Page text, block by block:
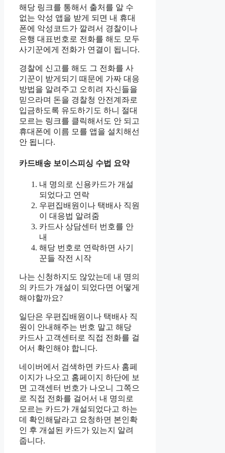
해당 링크를 통해서 출처를 알 수
없는 악성 앱을 받게 되면 내 휴대
폰에 악성코드가 깔려서 경찰이나
은행 대표번호로 전화를 해도 모두
사기꾼에게 전화가 연결이 됩니다.
경찰에 신고를 해도 그 전화를 사
기꾼이 받게되기 때문에 가짜 대응
방법을 알려주고 오히려 자신들을
믿으라며 돈을 경찰청 안전계좌로
입금하도록 유도하기도 하니 절대
모르는 링크를 클릭해서도 안 되고
휴대폰에 이름 모를 앱을 설치해선
안 됩니다.
카드배송 보이스피싱 수법 요약
내 명의로 신용카드가 개설
되었다고 연락
우편집배원이나 택배사 직원
이 대응법 알려줌
카드사 상담센터 번호를 안
내
해당 번호로 연락하면 사기
꾼들 작전 시작
나는 신청하지도 않았는데 내 명의
의 카드가 개설이 되었다면 어떻게
해야할까요?
일단은 우편집배원이나 택배사 직
원이 안내해주는 번호 말고 해당
카드사 고객센터로 직접 전화를 걸
어서 확인해야 합니다.
네이버에서 검색하면 카드사 홈페
이지가 나오고 홈페이지 하단에 보
면 고객센터 번호가 나오니 그쪽으
로 직접 전화를 걸어서 내 명의로
모르는 카드가 개설되었다고 하는
데 확인해달라고 요청하면 본인확
인 후 개설된 카드가 있는지 알려
줍니다.